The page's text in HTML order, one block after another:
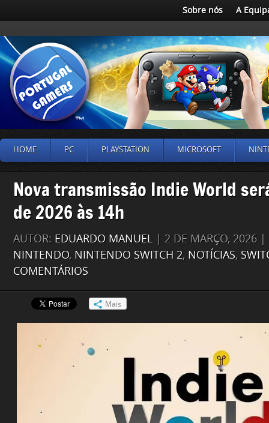
Sobre nós A
HOME PC PLAYSTATION MICROSOFT
Nova transmissão Indie World
de 2026 às 14h
AUTOR: EDUARDO MANUEL | 2 DE MARÇO, 2026 |
NINTENDO, NINTENDO SWITCH 2, NOTÍCIAS,
COMENTÁRIOS
Mais